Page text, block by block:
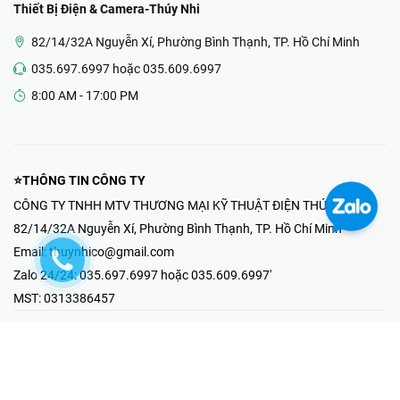
Thiết Bị Điện & Camera-Thúy Nhi
82/14/32A Nguyễn Xí, Phường Bình Thạnh, TP. Hồ Chí Minh
035.697.6997 hoặc 035.609.6997
8:00 AM - 17:00 PM
⭐THÔNG TIN CÔNG TY
CÔNG TY TNHH MTV THƯƠNG MẠI KỸ THUẬT ĐIỆN THÚY NHI
82/14/32A Nguyễn Xí, Phường Bình Thạnh, TP. Hồ Chí Minh
Email: thuynhico@gmail.com
Zalo 24/24:035.697.6997 hoặc 035.609.6997'
MST:0313386457